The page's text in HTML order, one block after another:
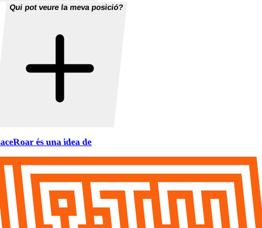
Qui pot veure la meva posició?
és una idea de